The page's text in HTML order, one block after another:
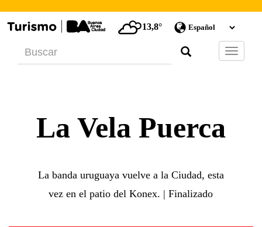
13,8°
Barra
de
La Vela Puerca
La banda uruguaya vuelve a la Ciudad, esta
vez en el patio del Konex. | Finalizado